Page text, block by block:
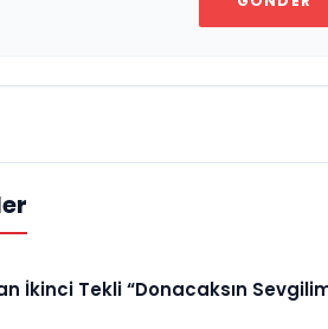
İkinci Tekli “Donacaksın